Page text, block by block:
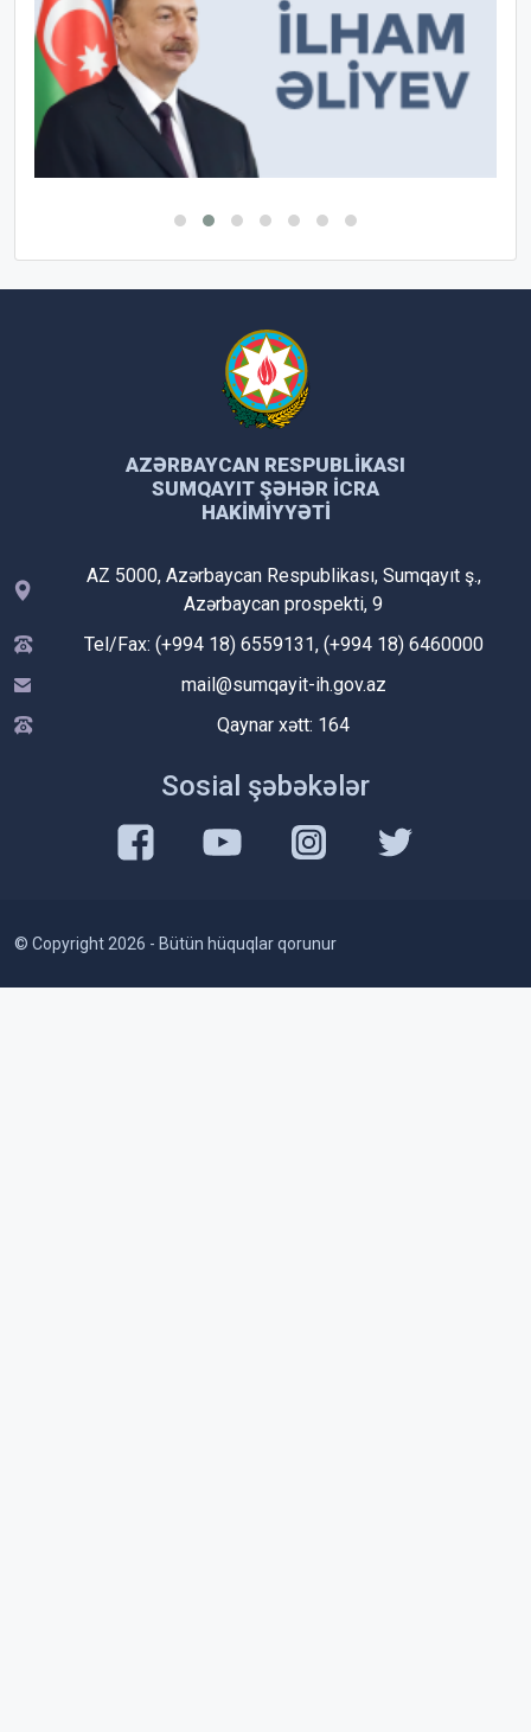
AZƏRBAYCAN RESPUBLIKASI
SUMQAYIT ŞƏHƏR İCRA
HAKIMIYYƏTI
AZ 5000, Azərbaycan Respublikası, Sumqayıt ş.,
Azərbaycan prospekti, 9
Tel/Fax: (+994 18) 6559131, (+994 18) 6460000
mail@sumqayit-ih.gov.az
Qaynar xətt: 164
Sosial şəbəkələr
© Copyright 2026 - Bütün hüquqlar qorunur